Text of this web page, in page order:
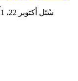
سُئل أكتوبر 22، 2021